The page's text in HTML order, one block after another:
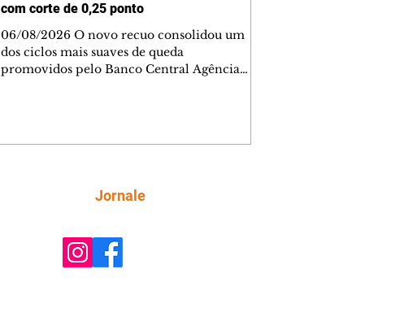
com corte de 0,25 ponto
06/08/2026 O novo recuo consolidou um
dos ciclos mais suaves de queda
promovidos pelo Banco Central Agência
queda promovidos pelo Banco Central
desde a criação do sistema de metas para a
Jornale